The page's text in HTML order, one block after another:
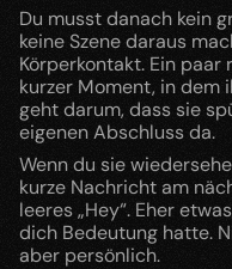
Du musst danach kein
keine Szene daraus
Körperkontakt. Ein
kurzer Moment, in dem
geht darum, dass sie
eigenen Abschluss da.
Wenn du sie
kurze Nachricht am
leeres „Hey“. Eher
dich Bedeutung hatte.
aber persönlich.